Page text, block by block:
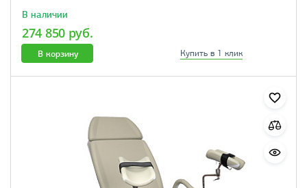
В наличии
274 850 руб.
В корзину Купить в 1 клик